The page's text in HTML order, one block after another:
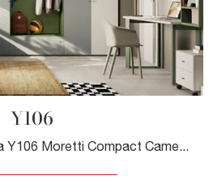
Y106